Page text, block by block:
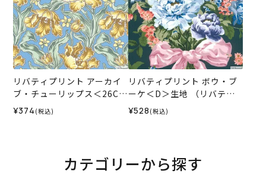
リバティプリント アーカイ
ブ・チューリップス＜26CU
＞生地 （リバティ・ファブ
リックス）2026SS
¥374 (税込)
リバティプリント ボウ・ブ
ーケ＜D＞生地 （リバテ
ィ・ファブリックス）2026
¥528 (税込)
カテゴリーから探す